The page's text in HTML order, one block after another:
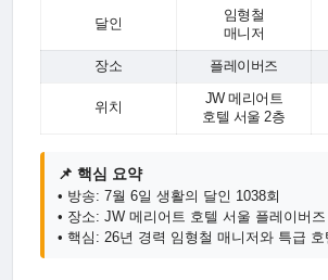
달인
임형철
매니저
장소 플레이버즈
위치
JW 메리어트
호텔 서울 2층
📌 핵심 요약
• 방송: 7월 6일 생활의 달인 1038회
• 장소: JW 메리어트 호텔 서울 플레이버즈
• 핵심: 26년 경력 임형철 매니저와 특급